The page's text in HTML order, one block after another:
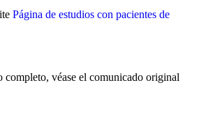
Página de estudios con pacientes de
completo, véase el comunicado original